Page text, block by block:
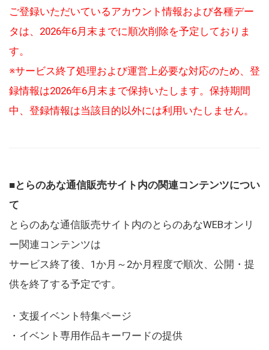
ご登録いただいているアカウント情報および各種デー
タは、2026年6月末までに順次削除を予定しておりま
す。
※サービス終了処理および運営上必要な対応のため、登
録情報は2026年6月末まで保持いたします。保持期間
中、登録情報は当該目的以外には利用いたしません。
■とらのあな通信販売サイト内の関連コンテンツについ
て
とらのあな通信販売サイト内のとらのあなWEBオンリ
ー関連コンテンツは
サービス終了後、1か月～2か月程度で順次、公開・提
供を終了する予定です。
・支援イベント特集ページ
・イベント専用作品キーワードの提供